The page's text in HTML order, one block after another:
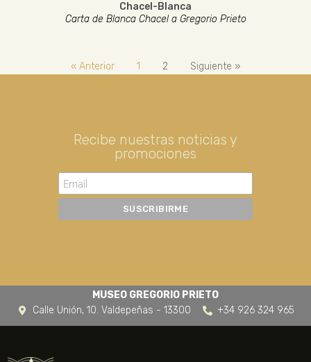
Chacel-Blanca
Carta de Blanca Chacel a Gregorio Prieto
« Anterior 1 2 Siguiente »
Recibe nuestras noticias y
promociones
MUSEO GREGORIO PRIETO
Calle Unión, 10. Valdepeñas - 13300
+34 926 324 965